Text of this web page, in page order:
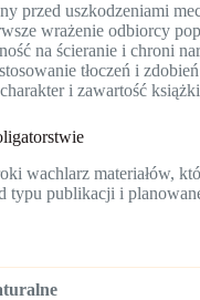
przed uszkodzeniami
wrażenie odbiorcy
na ścieranie i chroni
tłoczeń i zdobień
i zawartość książki
wachlarz materiałów,
typu publikacji i